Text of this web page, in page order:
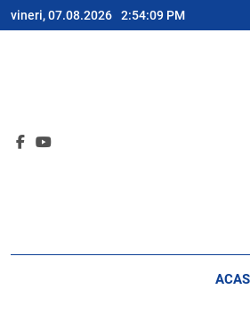
Skip
to
vineri, 07.08.2026 2:54:09 PM